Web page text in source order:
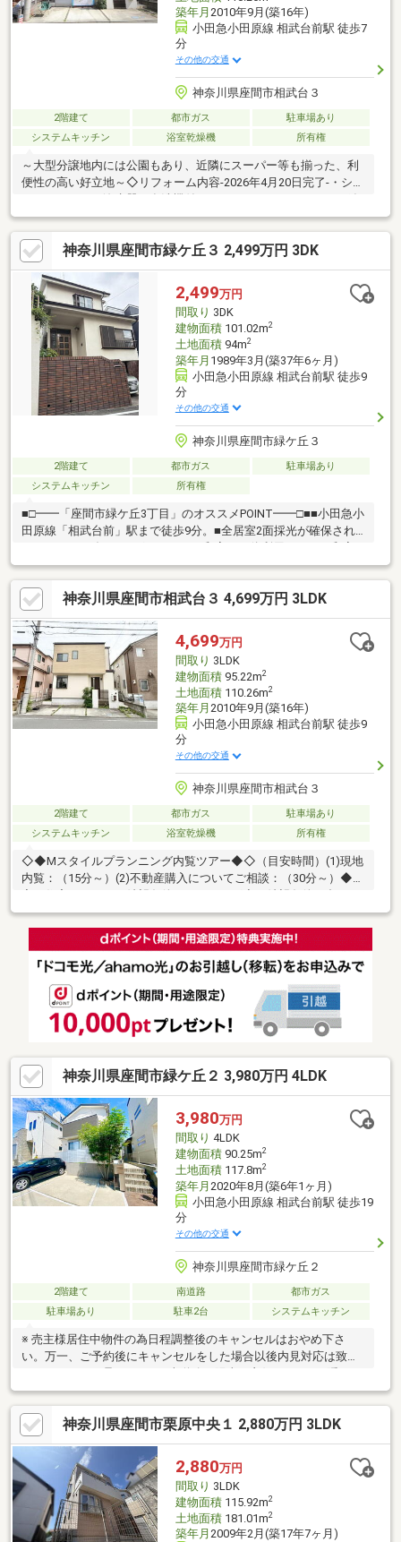
築年月 2010年9月(築16年)
小田急小田原線 相武台前駅 徒歩7
分
その他の交通
神奈川県座間市相武台３
2階建て 都市ガス
駐車場あり
システムキッチン
浴室乾燥機 所有権
～大型分譲地内には公園もあり、近隣にスーパー等も揃った、利
便性の高い好立地～◇リフォーム内容-2026年4月20日完了-・シス
焚・換気乾燥機付き；1616・洗面化粧台・洗濯用水栓・温水洗浄
便座一体型便器 1F2F・照明器具・スイッチコンセント・建具・
インターホン・フローリング・CF・クロス・外壁・屋根塗装
etc・・・〇地元密着のセンチュリー21中央ハウジングならではの
各駅ごとの主要商業施設や美味しいごはん屋さん情報もございま
す！まずはフリーダイヤル0120-78-2121お気軽にお問合せ下さ
い！
神奈川県座間市緑ケ丘３ 2,499万円 3DK
2,499万円
間取り 3DK
建物面積101.02m2
土地面積94m2
築年月 1989年3月(築37年6ヶ月)
小田急小田原線 相武台前駅 徒歩9
分
その他の交通
神奈川県座間市緑ケ丘３
2階建て 都市ガス
駐車場あり
システムキッチン
所有権
■□━━「座間市緑ケ丘3丁目」のオススメPOINT━━□■■小田急小
田原線「相武台前」駅まで徒歩9分。■全居室2面採光が確保され
ています。■ダイニングキッチンは和室と一体利用も可。 和室
にこたつなどを配置し、寛ぐこともできます。■水回りの距離が
近く、家事動線良好。■洋室はアコーディオンカーテン付きの2ド
ア1ルーム！ カーテンをしめれば2部屋として使うことも可能で
す。■車庫に駐車1台可能です(車種による)。■周辺環境・セブンイ
レブン座間相武台前店 徒歩7分(約530m)・スーパー三和 相武台
店 徒歩7分(約540m)・ドラッグセイムス相武台前南口店 徒歩8
分(約640m)
神奈川県座間市相武台３ 4,699万円 3LDK
4,699万円
間取り 3LDK
建物面積95.22m2
土地面積110.26m2
築年月 2010年9月(築16年)
小田急小田原線 相武台前駅 徒歩9
分
その他の交通
神奈川県座間市相武台３
2階建て 都市ガス
駐車場あり
システムキッチン
浴室乾燥機 所有権
◇◆Mスタイルプランニング内覧ツアー◆◇（目安時間）(1)現地
内覧：（15分～）(2)不動産購入についてご相談：（30分～）◆内
物件情報の閲覧サポート～【お客様のマイホームってどんなイメ
ージ？】～◆広いリビングで楽しい食事！◆毎月支払う費用はど
のくらいになるの。◆不動産の購入は不安があって色々心配。不
動産購入は夢もあるけど、悩みや不安もありますね。少しでもお
提案ができたらと思っています。是非、お気軽にお立ち寄りくだ
さい。
神奈川県座間市緑ケ丘２ 3,980万円 4LDK
3,980万円
間取り 4LDK
建物面積90.25m2
土地面積117.8m2
築年月 2020年8月(築6年1ヶ月)
小田急小田原線 相武台前駅 徒歩19
分
その他の交通
神奈川県座間市緑ケ丘２
2階建て 南道路
都市ガス
駐車場あり
駐車2台 システムキッチン
※ 売主様居住中物件の為日程調整後のキャンセルはおやめ下さ
い。万一、ご予約後にキャンセルをした場合以後内見対応は致し
ませんのでご了承下さい。■南道路で陽当り良好です！■目隠しフ
ェンスがありますので前面道路からの視線が気になりません！■
駐車スペース２台駐車可能です！（車種制限あり）《エスケーエ
ージェンシー株式会社の特徴》①東京・神奈川エリアを中心にお
客様に寄り添った提案をいたします②物件のいい所も悪い所もし
っかりとお客様にお伝えします③経験豊富なスタッフがお客様に
合った金融機関をご提案いたします
神奈川県座間市栗原中央１ 2,880万円 3LDK
2,880万円
間取り 3LDK
建物面積115.92m2
土地面積181.01m2
築年月 2009年2月(築17年7ヶ月)